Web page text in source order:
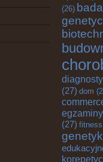
(26)
(27) dom
egzaminy
(27)